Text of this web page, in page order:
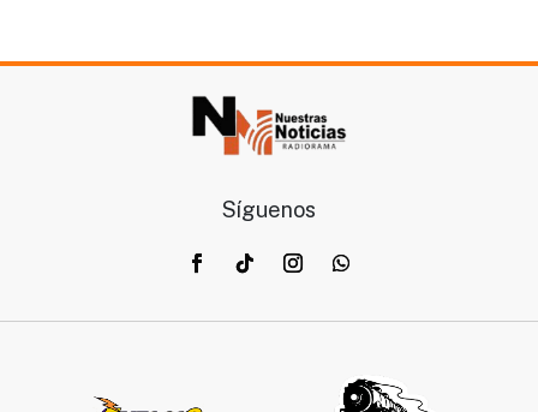
Síguenos